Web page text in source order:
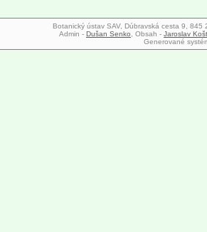
Botanický ústav SAV, Dúbravská cesta 9,
Admin - Dušan Senko , Obsah - Jaroslav
Generované